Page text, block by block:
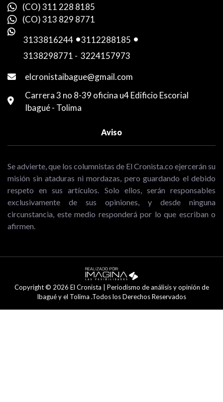
(CO) 311 228 8185
(CO) 313 829 8771
3133816244 -3112288185 -
3138298771 - 3224157973
elcronistaibague@gmail.com
Carrera 3 no 8-39 oficina u4 Edificio Escorial
Ibagué - Tolima
Aviso
Se advierte, que los columnistas de El Cronista.co ejercerán su
misión sin ataduras ni mordazas, pero guardando el debido
respeto en sus artículos. Solo ellos, serán responsables
exclusivamente de sus opiniones, y desde ninguna
circunstancia, este medio responderá por lo que escriban o
afirmen.
Copyright © 2026 El Cronista | Periodismo de análisis y opinión de
Ibagué y el Tolima .Todos los Derechos Reservados